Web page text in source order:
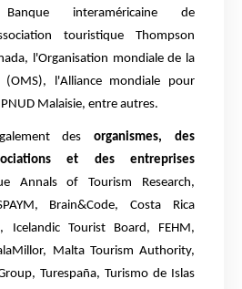
interaméricaine de
touristique Thompson
l'Organisation mondiale de la
l'Alliance mondiale pour
Malaisie, entre autres.
des organismes, des
et des entreprises
Annals of Tourism Research,
Brain&Code, Costa Rica
Icelandic Tourist Board, FEHM,
Malta Tourism Authority,
Turespaña, Turismo de Islas